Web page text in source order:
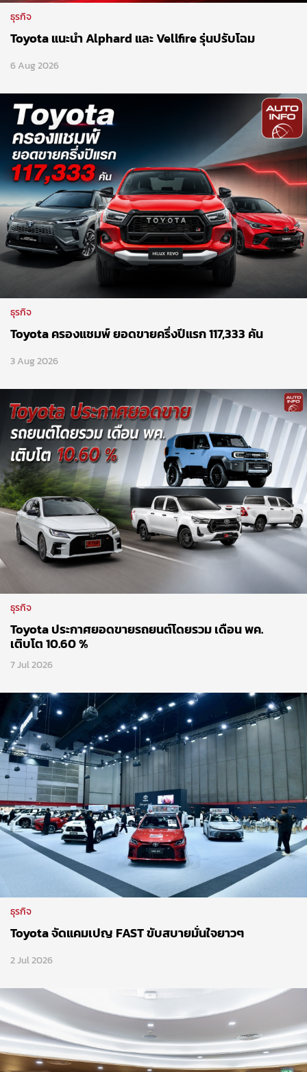
ธุรกิจ
Toyota แนะนำ Alphard และ Vellfire รุ่นปรับโฉม
6 Aug 2026
ธุรกิจ
Toyota ครองแชมพ์ ยอดขายครึ่งปีแรก 117,333 คัน
3 Aug 2026
ธุรกิจ
Toyota ประกาศยอดขายรถยนต์โดยรวม เดือน พค.
เติบโต 10.60 %
7 Jul 2026
ธุรกิจ
Toyota จัดแคมเปญ FAST ขับสบายมั่นใจยาวๆ
2 Jul 2026